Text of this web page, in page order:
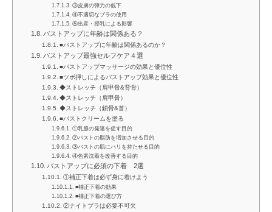
③皮膚の弾力の低下
④不適切なブラの使用
⑤出産・授乳による影響
バストアップに年齢は関係ある？
■バストアップに年齢は関係あるのか？
バストアップ最強セルフケア４選
■バストアップマッサージの効果と優位性
■ツボ押しによるバストアップ効果と優位性
◆ストレッチ（肩甲骨&背骨）
◆ストレッチ（肩甲骨）
◆ストレッチ（鎖骨&首）
■バストクリームを塗る
①乳腺の発達を促す目的
②バストの脂肪を増加させる目的
③バストの肌にハリを持たせる目的
④色素沈着を改善する目的
バストアップに必須の下着 2選
①補正下着は必ず身に着けよう
■補正下着の効果
■補正下着の選び方
②ナイトブラは必要不可欠